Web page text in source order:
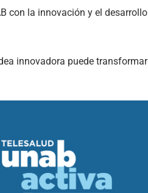
con la innovación y el desarrollo
innovadora puede transformar